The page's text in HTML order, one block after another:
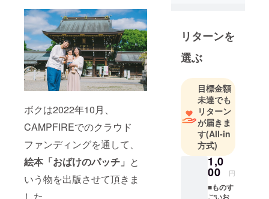
ボクは2022年10月、
CAMPFIREでのクラウド
ファンディングを通して、
絵本「おばけのパッチ」 と
いう物を出版させて頂きま
した。
ションMVを
創ることで
す。
リターンを
選ぶ
目標金額
未達でも
リターン
が届きま
す(All-in
方式)
1,0
00 円
■ものす